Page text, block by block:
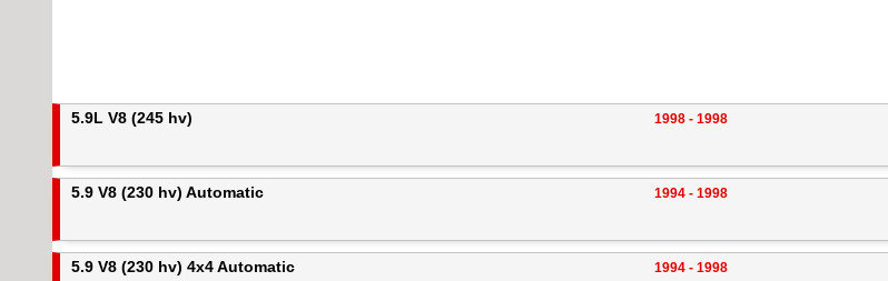
5.9L V8 (245 hv) 1998 - 1998
5.9 V8 (230 hv) Automatic 1994 - 1998
5.9 V8 (230 hv) 4x4 Automatic 1994 - 1998